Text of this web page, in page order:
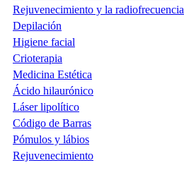
Rejuvenecimiento y la radiofrecuencia
Depilación
Higiene facial
Crioterapia
Medicina Estética
Ácido hilaurónico
Láser lipolítico
Código de Barras
Pómulos y lábios
Rejuvenecimiento